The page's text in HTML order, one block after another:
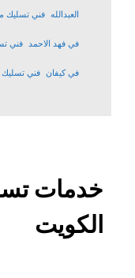
العبدالله فني تسليك
في فهد الاحمد فني
في كيفان فني تسليك
خدمات
الكويت